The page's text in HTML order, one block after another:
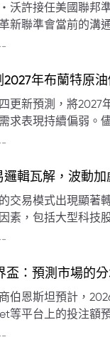
沃許接任美國聯邦
新聯準會當前的溝
策預期的發布方式
2027年布蘭特原
更新預測，將2027
求表現持續偏弱。
價為每桶90美元。
預期，二季度的全
，2026年底油價可
恢復且需求進一步
邏輯瓦解，波動
交易模式出現顯著
素，包括大型科技
專家意見顯示，雙
度，整體市場穩定性大幅下降。 * **經
溫之間形成拉扯，加劇市場不確定性
度處於極高水平。 * **聚焦聯準會：** 聯準會的
盃：預測市場的
伯恩斯坦預計，
等平台上的投注額
語轉播權以及對預